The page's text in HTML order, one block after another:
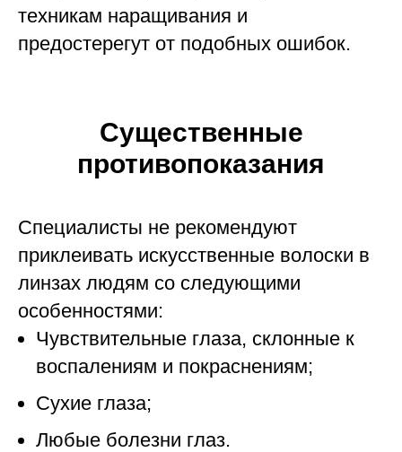
техникам наращивания и
предостерегут от подобных ошибок.
Существенные
противопоказания
Специалисты не рекомендуют
приклеивать искусственные волоски в
линзах людям со следующими
особенностями:
Чувствительные глаза, склонные к
воспалениям и покраснениям;
Сухие глаза;
Любые болезни глаз.